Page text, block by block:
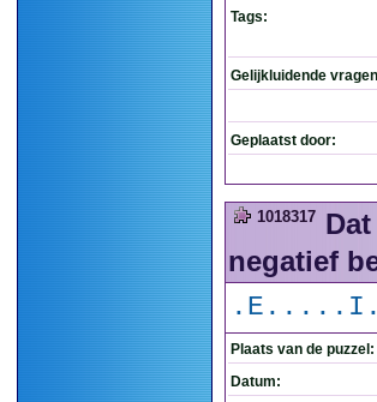
Tags:
Gelijkluidende
Geplaatst door:
1018317
negatief
Plaats van de puzzel:
Datum: